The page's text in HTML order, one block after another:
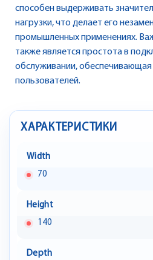
способен выдерживать
нагрузки, что делает его
промышленных применениях.
также является простота в
обслуживании,
пользователей.
ХАРАКТЕРИСТИКИ
Width
70
Height
140
Depth